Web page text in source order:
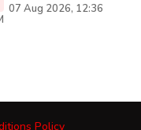
07 Aug 2026, 12:36
Policy